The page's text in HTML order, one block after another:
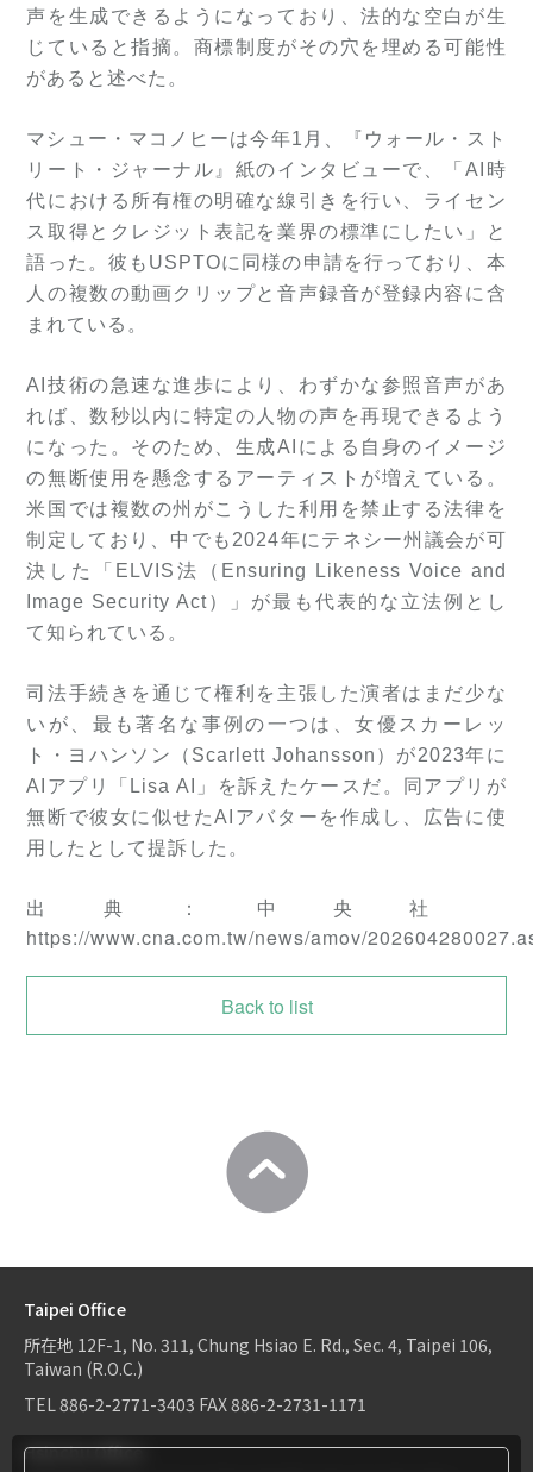
声を生成できるようになっており、法的な空白が生
じていると指摘。商標制度がその穴を埋める可能性
があると述べた。
マシュー・マコノヒーは今年1月、『ウォール・スト
リート・ジャーナル』紙のインタビューで、「AI時
代における所有権の明確な線引きを行い、ライセン
ス取得とクレジット表記を業界の標準にしたい」と
語った。彼もUSPTOに同様の申請を行っており、本
人の複数の動画クリップと音声録音が登録内容に含
まれている。
AI技術の急速な進歩により、わずかな参照音声があ
れば、数秒以内に特定の人物の声を再現できるよう
になった。そのため、生成AIによる自身のイメージ
の無断使用を懸念するアーティストが増えている。
米国では複数の州がこうした利用を禁止する法律を
制定しており、中でも2024年にテネシー州議会が可
決した「ELVIS法（Ensuring Likeness Voice and
Image Security Act）」が最も代表的な立法例とし
て知られている。
司法手続きを通じて権利を主張した演者はまだ少な
いが、最も著名な事例の一つは、女優スカーレッ
ト・ヨハンソン（Scarlett Johansson）が2023年に
AIアプリ「Lisa AI」を訴えたケースだ。同アプリが
無断で彼女に似せたAIアバターを作成し、広告に使
用したとして提訴した。
出典：中央社
https://www.cna.com.tw/news/amov/
Back to list
Taipei Office
所在地 12F-1, No. 311, Chung Hsiao E. Rd., Sec. 4, Taipei 106,
Taiwan (R.O.C.)
TEL886-2-2771-3403 FAX886-2-2731-1171
Hsinchu Office